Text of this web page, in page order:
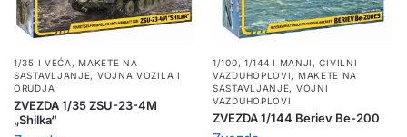
1/35 I VEĆA ,MAKETE NA
SASTAVLJANJE, VOJNA VOZILA I
ORUDJA
ZVEZDA 1/35 ZSU-23-4M
„Shilka“
1/100, 1/144 I MANJI ,CIVILNI
VAZDUHOPLOVI, MAKETE NA
SASTAVLJANJE, VOJNI
VAZDUHOPLOVI
ZVEZDA 1/144 Beriev Be-200